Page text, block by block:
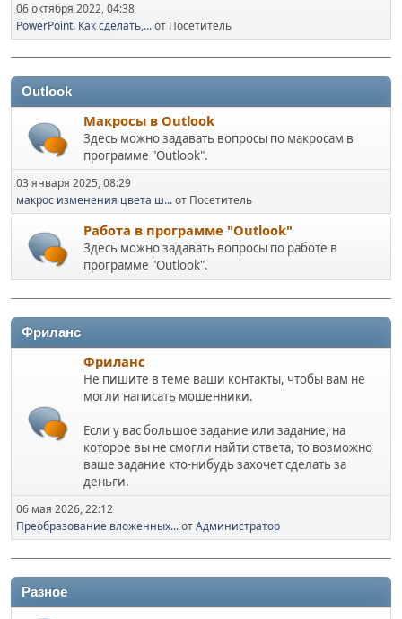
06 октября 2022, 04:38
PowerPoint. Как сделать,...от Посетитель
Outlook
Макросы в Outlook
Здесь можно задавать вопросы по макросам в
программе "Outlook".
03 января 2025, 08:29
макрос изменения цвета ш...от Посетитель
Работа в программе "Outlook"
Здесь можно задавать вопросы по работе в
программе "Outlook".
Фриланс
Фриланс
Не пишите в теме ваши контакты, чтобы вам не
могли написать мошенники.
Если у вас большое задание или задание, на
которое вы не смогли найти ответа, то возможно
ваше задание кто-нибудь захочет сделать за
деньги.
06 мая 2026, 22:12
Преобразование вложенных...отАдминистратор
Разное